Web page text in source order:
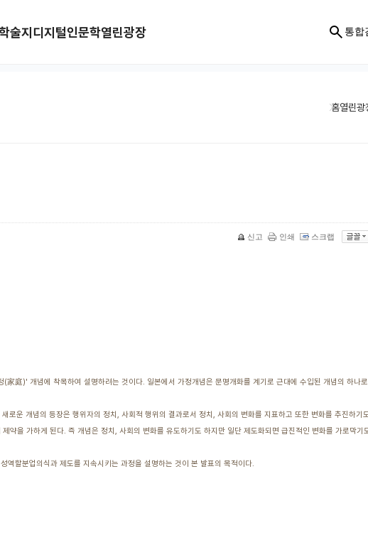
술지디지털인문학열린광장 통합
홈열린광
신고 인쇄 스크랩
庭)' 개념에 착목하여 설명하려는 것이다. 일본에서 가정개념은 문명개화를 계기로 근대에 수입된 개념의 하나
운 개념의 등장은 행위자의 정치, 사회적 행위의 결과로서 정치, 사회의 변화를 지표하고 또한 변화를 추진하기
을 가하게 된다. 즉 개념은 정치, 사회의 변화를 유도하기도 하지만 일단 제도화되면 급진적인 변화를 가로막기
할분업의식과 제도를 지속시키는 과정을 설명하는 것이 본 발표의 목적이다.